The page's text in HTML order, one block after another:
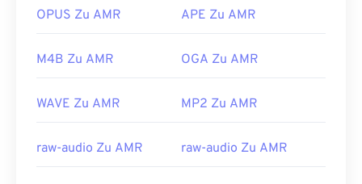
SourceForge.net
herunter. Da AMR-Dateien stark
Musikdateien.
Entwickelt von:
3rd Generation Partnership
Erstveröffentlichung:
1999
OPUS Zu AMR APE Zu AMR
M4B Zu AMR OGA Zu AMR
WAVE Zu AMR MP2 Zu AMR
raw-audio Zu AMR raw-audio Zu AMR